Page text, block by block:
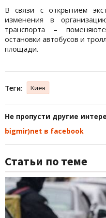
В связи с открытием
изменения в
транспорта –
остановки автобусов и
площади.
Теги: Киев
Не пропусти другие
bigmir)net в facebook
Статьи по теме